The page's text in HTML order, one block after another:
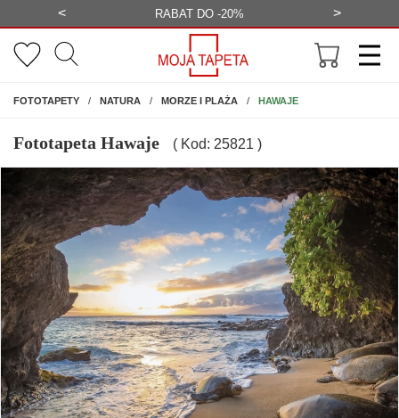
< BEZPŁATNA WIZUALIZACJA >
FOTOTAPETYNA ŚCIANĘ
NATURA MORZE I PLAŻA HAWAJE
Fototapeta Hawaje ( Kod: 25821 )